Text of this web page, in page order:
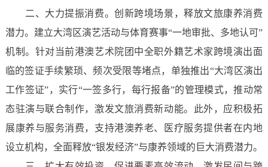
二、大力提振消费。创新跨境场景，释放文旅康养消费
潜力。建立大湾区演艺活动与体育赛事“一地审批、多地认可”
机制。针对当前港澳艺术院团中全职外籍艺术家跨境演出面
临的签证手续繁琐、频次受限等堵点，单独推出“大湾区演出
工作签证”，实行“一签多行，每行报备”的管理模式，推动常
态驻演与联合制作，激发文旅消费新动能。此外，应积极拓
展康养与服务消费，支持港澳养老、医疗服务提供者在内地
设立机构，全面释放“银发经济”与康养领域的巨大消费潜力。